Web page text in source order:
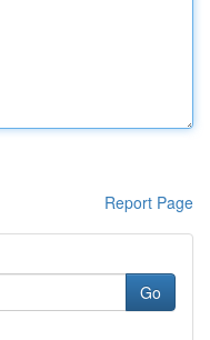
Report Page
Go